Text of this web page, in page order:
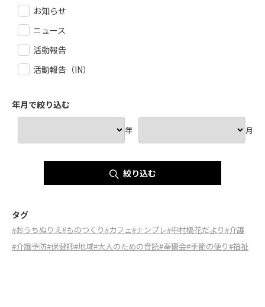
お知らせ
ニュース
活動報告
活動報告（IN）
年月で絞り込む
年 月
絞り込む
タグ
#おうちぬりえ#ものつくり#カフェ#ナンプレ#中村橋花だより#介護
#介護予防#保健師#地域#大人のための音読#奉優会#季節の便り#福祉